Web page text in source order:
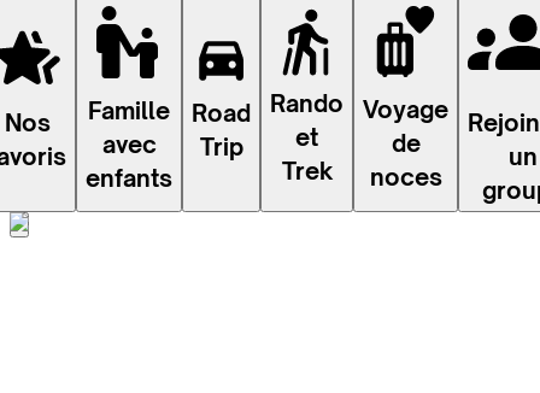
Nos
Famille
avec
enfants
Road
Trip
Rando
et
Trek
Voyage
de
noces
un